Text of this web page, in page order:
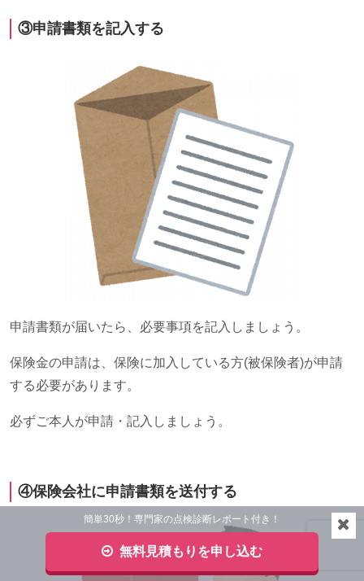
③申請書類を記入する
申請書類が届いたら、必要事項を記入しましょう。
保険金の申請は、保険に加入している方(被保険者)が申請
する必要があります。
必ずご本人が申請・記入しましょう。
④保険会社に申請書類を送付する
簡単30秒！専門家の点検診断レポート付き！
無料見積もりを申し込む